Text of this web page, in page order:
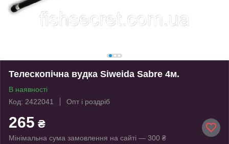
Телескопічна вудка Siweida Sabre 4м.
В наявності
Код: 2422041
Опт і роздріб
265 ₴
Мінімальна сума замовлення на сайті — 300 ₴